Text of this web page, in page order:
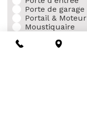
Porte de garage
Portail & Moteur
Moustiquaire